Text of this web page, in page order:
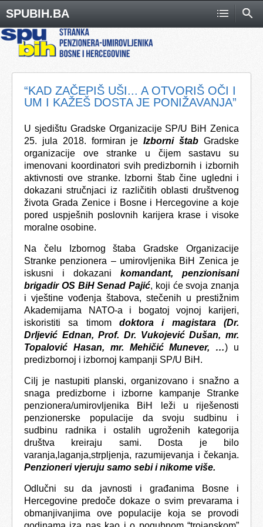
SPUBIH.BA
“KAD ZAČEPIŠ UŠI... A OTVORIŠ OČI I
UM I KAŽEŠ DOSTA JE PONIŽAVANJA”
U sjedištu Gradske Organizacije SP/U BiH Zenica
25. jula 2018. formiran jeIzborni štab Gradske
organizacije ove stranke u čijem sastavu su
imenovani koordinatori svih predizbornih i izbornih
aktivnosti ove stranke. Izborni štab čine ugledni i
dokazani stručnjaci iz različitih oblasti društvenog
života Grada Zenice i Bosne i Hercegovine a koje
pored uspješnih poslovnih karijera krase i visoke
moralne osobine.
Na čelu Izbornog štaba Gradske Organizacije
Stranke penzionera – umirovljenika BiH Zenica je
iskusni i dokazani komandant, penzionisani
brigadir OS BiH Senad Pajić, koji će svoja znanja
i vještine vođenja štabova, stečenih u prestižnim
Akademijama NATO-a i bogatoj vojnoj karijeri,
iskoristiti sa timom doktora i magistara (Dr.
Drljević Ednan, Prof. Dr. Vukojević Dušan, mr.
Topalović Hasan, mr. Mehičić Munever, …) u
predizbornoj i izbornoj kampanji SP/U BiH.
Cilj je nastupiti planski, organizovano i snažno a
snaga predizborne i izborne kampanje Stranke
penzionera/umirovljenika BiH leži u riješenosti
penzionerske populacije da svoju sudbinu i
sudbinu radnika i ostalih ugroženih kategorija
društva kreiraju sami. Dosta je bilo
varanja,laganja,strpljenja, razumijevanja i čekanja.
Penzioneri vjeruju samo sebi i nikome više.
Odlučni su da javnosti i građanima Bosne i
Hercegovine predoče dokaze o svim prevarama i
obmanjivanjima ove populacije koja se provodi